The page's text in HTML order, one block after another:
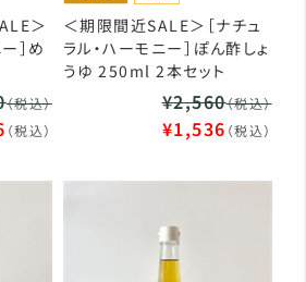
＞
］め
（税込）
（税込）
＜期限間近SALE＞［ナチュ
ラル・ハーモニー］ぽん酢しょ
うゆ 250ml 2本セット
¥2,560（税込）
¥1,536 （税込）